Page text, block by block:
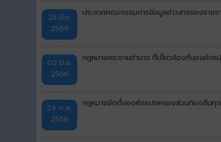
25 มี.ค.
2569
ประกาศคณะกรรมการข้อมูลข่าวสารของราช
02 มิ.ย.
2566
กฎหมายกระจายอำนาจ ที่เกี่ยวข้องกับองค์ก
24 ก.พ.
2566
กฎหมายจัดตั้งองค์กรปกครองส่วนท้องถิ่นทุก